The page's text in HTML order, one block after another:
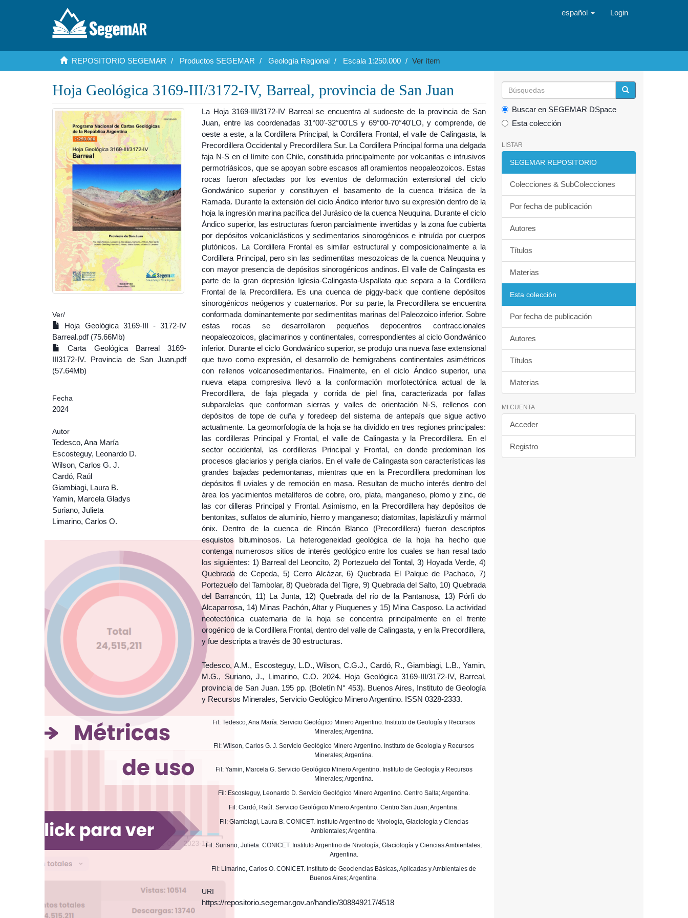
español Login
REPOSITORIO SEGEMAR Productos SEGEMAR Geología Regional Escala 1:250.000 Ver ítem
Hoja Geológica 3169-III/3172-IV, Barreal, provincia de San Juan
Ver/
Hoja Geológica 3169-III - 3172-IV
Barreal.pdf (75.66Mb)
Carta Geológica Barreal 3169-
III3172-IV. Provincia de San Juan.pdf
(57.64Mb)
Fecha
2024
Autor
Tedesco, Ana María
Escosteguy, Leonardo D.
Wilson, Carlos G. J.
Cardó, Raúl
Giambiagi, Laura B.
Yamin, Marcela Gladys
Suriano, Julieta
Limarino, Carlos O.
La Hoja 3169-III/3172-IV Barreal se encuentra al sudoeste de la provincia de San
Juan, entre las coordenadas 31°00'-32°00'LS y 69°00-70°40'LO, y comprende, de
oeste a este, a la Cordillera Principal, la Cordillera Frontal, el valle de Calingasta, la
Precordillera Occidental y Precordillera Sur. La Cordillera Principal forma una delgada
faja N-S en el límite con Chile, constituida principalmente por volcanitas e intrusivos
permotriásicos, que se apoyan sobre escasos afl oramientos neopaleozoicos. Estas
rocas fueron afectadas por los eventos de deformación extensional del ciclo
Gondwánico superior y constituyen el basamento de la cuenca triásica de la
Ramada. Durante la extensión del ciclo Ándico inferior tuvo su expresión dentro de la
hoja la ingresión marina pacífica del Jurásico de la cuenca Neuquina. Durante el ciclo
Ándico superior, las estructuras fueron parcialmente invertidas y la zona fue cubierta
por depósitos volcaniclásticos y sedimentarios sinorogénicos e intruída por cuerpos
plutónicos. La Cordillera Frontal es similar estructural y composicionalmente a la
Cordillera Principal, pero sin las sedimentitas mesozoicas de la cuenca Neuquina y
con mayor presencia de depósitos sinorogénicos andinos. El valle de Calingasta es
parte de la gran depresión Iglesia-Calingasta-Uspallata que separa a la Cordillera
Frontal de la Precordillera. Es una cuenca de piggy-back que contiene depósitos
sinorogénicos neógenos y cuaternarios. Por su parte, la Precordillera se encuentra
conformada dominantemente por sedimentitas marinas del Paleozoico inferior. Sobre
estas rocas se desarrollaron pequeños depocentros contraccionales
neopaleozoicos, glacimarinos y continentales, correspondientes al ciclo Gondwánico
inferior. Durante el ciclo Gondwánico superior, se produjo una nueva fase extensional
que tuvo como expresión, el desarrollo de hemigrabens continentales asimétricos
con rellenos volcanosedimentarios. Finalmente, en el ciclo Ándico superior, una
nueva etapa compresiva llevó a la conformación morfotectónica actual de la
Precordillera, de faja plegada y corrida de piel fina, caracterizada por fallas
subparalelas que conforman sierras y valles de orientación N-S, rellenos con
depósitos de tope de cuña y foredeep del sistema de antepaís que sigue activo
actualmente. La geomorfología de la hoja se ha dividido en tres regiones principales:
las cordilleras Principal y Frontal, el valle de Calingasta y la Precordillera. En el
sector occidental, las cordilleras Principal y Frontal, en donde predominan los
procesos glaciarios y perigla ciarios. En el valle de Calingasta son características las
grandes bajadas pedemontanas, mientras que en la Precordillera predominan los
depósitos fl uviales y de remoción en masa. Resultan de mucho interés dentro del
área los yacimientos metalíferos de cobre, oro, plata, manganeso, plomo y zinc, de
las cor dilleras Principal y Frontal. Asimismo, en la Precordillera hay depósitos de
bentonitas, sulfatos de aluminio, hierro y manganeso; diatomitas, lapislázuli y mármol
ónix. Dentro de la cuenca de Rincón Blanco (Precordillera) fueron descriptos
esquistos bituminosos. La heterogeneidad geológica de la hoja ha hecho que
contenga numerosos sitios de interés geológico entre los cuales se han resal tado
los siguientes: 1) Barreal del Leoncito, 2) Portezuelo del Tontal, 3) Hoyada Verde, 4)
Quebrada de Cepeda, 5) Cerro Alcázar, 6) Quebrada El Palque de Pachaco, 7)
Portezuelo del Tambolar, 8) Quebrada del Tigre, 9) Quebrada del Salto, 10) Quebrada
del Barrancón, 11) La Junta, 12) Quebrada del río de la Pantanosa, 13) Pórfi do
Alcaparrosa, 14) Minas Pachón, Altar y Piuquenes y 15) Mina Casposo. La actividad
neotectónica cuaternaria de la hoja se concentra principalmente en el frente
orogénico de la Cordillera Frontal, dentro del valle de Calingasta, y en la Precordillera,
y fue descripta a través de 30 estructuras.
Tedesco, A.M., Escosteguy, L.D., Wilson, C.G.J., Cardó, R., Giambiagi, L.B., Yamin,
M.G., Suriano, J., Limarino, C.O. 2024. Hoja Geológica 3169-III/3172-IV, Barreal,
provincia de San Juan. 195 pp. (Boletín N° 453). Buenos Aires, Instituto de Geología
y Recursos Minerales, Servicio Geológico Minero Argentino. ISSN 0328-2333.
Fil: Tedesco, Ana María. Servicio Geológico Minero Argentino. Instituto de Geología y Recursos
Minerales; Argentina.
Fil: Wilson, Carlos G. J. Servicio Geológico Minero Argentino. Instituto de Geología y Recursos
Minerales; Argentina.
Fil: Yamin, Marcela G. Servicio Geológico Minero Argentino. Instituto de Geología y Recursos
Minerales; Argentina.
Fil: Escosteguy, Leonardo D. Servicio Geológico Minero Argentino. Centro Salta; Argentina.
Fil: Cardó, Raúl. Servicio Geológico Minero Argentino. Centro San Juan; Argentina.
Fil: Giambiagi, Laura B. CONICET. Instituto Argentino de Nivología, Glaciología y Ciencias
Ambientales; Argentina.
Fil: Suriano, Julieta. CONICET. Instituto Argentino de Nivología, Glaciología y Ciencias Ambientales;
Argentina.
Fil: Limarino, Carlos O. CONICET. Instituto de Geociencias Básicas, Aplicadas y Ambientales de
Buenos Aires; Argentina.
URI
https://repositorio.segemar.gov.ar/handle/308849217/4518
Buscar en SEGEMAR DSpace
Esta colección
LISTAR
SEGEMAR REPOSITORIO
Colecciones & SubColecciones
Por fecha de publicación
Autores
Títulos
Materias
Esta colección
Por fecha de publicación
Autores
Títulos
Materias
MI CUENTA
Acceder
Registro